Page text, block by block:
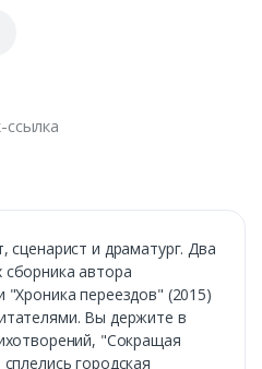
сценарист и драматург. Два
автора
переездов" (2015)
Вы держите в
"Сокращая
городская